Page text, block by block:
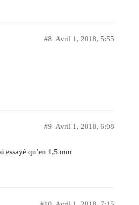
Avril 1, 2018, 5:55
#8
Avril 1, 2018, 6:08
#9
essayé qu’en 1,5 mm